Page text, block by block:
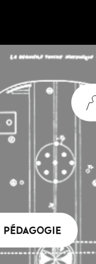
PÉDAGOGIE